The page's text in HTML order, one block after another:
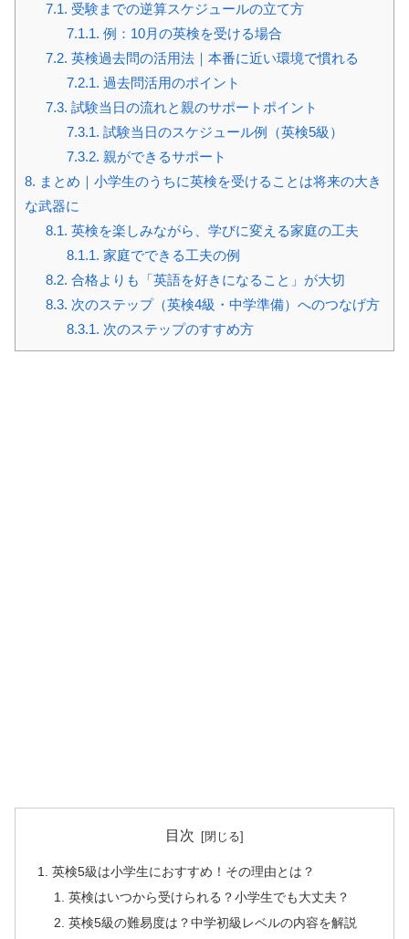
7.1. 受験までの逆算スケジュールの立て方
7.1.1. 例：10月の英検を受ける場合
7.2. 英検過去問の活用法｜本番に近い環境で慣れる
7.2.1. 過去問活用のポイント
7.3. 試験当日の流れと親のサポートポイント
7.3.1. 試験当日のスケジュール例（英検5級）
7.3.2. 親ができるサポート
8. まとめ｜小学生のうちに英検を受けることは将来の大き
な武器に
8.1. 英検を楽しみながら、学びに変える家庭の工夫
8.1.1. 家庭でできる工夫の例
8.2. 合格よりも「英語を好きになること」が大切
8.3. 次のステップ（英検4級・中学準備）へのつなげ方
8.3.1. 次のステップのすすめ方
目次
英検5級は小学生におすすめ！その理由とは？
英検はいつから受けられる？小学生でも大丈夫？
英検5級の難易度は？中学初級レベルの内容を解説